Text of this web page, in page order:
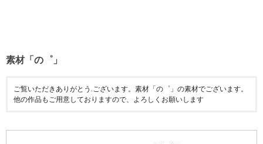
素材「の゜」
ご覧いただきありがとう.ございます。素材「の゜」の素材でございます。
他の作品もご用意しておりますので、よろしくお願いします